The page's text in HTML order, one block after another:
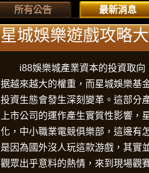
所有公告 最新消息
星城娛樂遊戲攻略
i88娛樂城產業資本的投資取
据越來越大的權重，而星城娛樂基
投資生態會發生深刻變革。這部分
上市公司的運作產生實質性影響，
化，中小職業電競俱樂部，這邊有
是因為國外沒人玩這款游戲，其實
觀眾出乎意料的熱情，來到現場觀